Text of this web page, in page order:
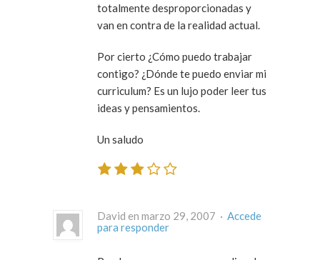
totalmente desproporcionadas y
van en contra de la realidad actual.
Por cierto ¿Cómo puedo trabajar
contigo? ¿Dónde te puedo enviar mi
curriculum? Es un lujo poder leer tus
ideas y pensamientos.
Un saludo
David en marzo 29, 2007 · Accede
para responder